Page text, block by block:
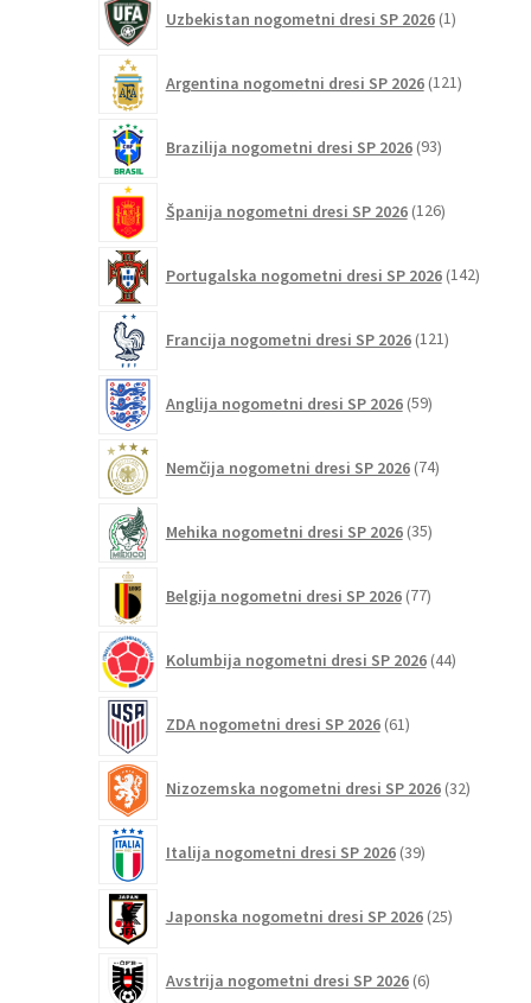
Uzbekistan nogometni dresi SP 2026 1izdelek
Argentina nogometni dresi SP 2026 121izdelkov
Brazilija nogometni dresi SP 2026 93izdelkov
Španija nogometni dresi SP 2026 126izdelkov
Portugalska nogometni dresi SP 2026 142
Francija nogometni dresi SP 2026 121izdelkov
Anglija nogometni dresi SP 2026 59izdelkov
Nemčija nogometni dresi SP 2026 74izdelkov
Mehika nogometni dresi SP 2026 35izdelkov
Belgija nogometni dresi SP 2026 77izdelkov
Kolumbija nogometni dresi SP 2026 44izdelkov
ZDA nogometni dresi SP 2026 61izdelkov
Nizozemska nogometni dresi SP 2026 32izdelkov
Italija nogometni dresi SP 2026 39izdelkov
Japonska nogometni dresi SP 2026 25izdelkov
Avstrija nogometni dresi SP 2026 6izdelkov